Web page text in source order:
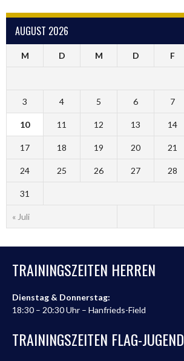
AUGUST 2026
M D M D F
« Juli
3 4 5 6 7
10 11 12 13 14
17 18 19 20 21
24 25 26 27 28
31
TRAININGSZEITEN HERREN
Dienstag & Donnerstag:
18:30 – 20:30 Uhr – Hanfrieds-Field
TRAININGSZEITEN FLAG-JUGEND